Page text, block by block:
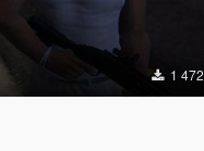
1 472